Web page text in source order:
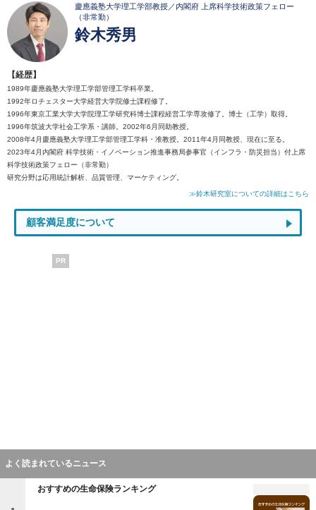
慶應義塾大学理工学部教授／内閣府 上席科学技術政策フェロー
（非常勤）
鈴木秀男
【経歴】
1989年慶應義塾大学理工学部管理工学科卒業。
1992年ロチェスター大学経営大学院修士課程修了。
1996年東京工業大学大学院理工学研究科博士課程経営工学専攻修了。博士（工学）取得。
1996年筑波大学社会工学系・講師。2002年6月同助教授。
2008年4月慶應義塾大学理工学部管理工学科・准教授。2011年4月同教授、現在に至る。
2023年4月内閣府 科学技術・イノベーション推進事務局参事官（インフラ・防災担当）付上席
科学技術政策フェロー（非常勤）
研究分野は応用統計解析、品質管理、マーケティング。
≫鈴木研究室についての詳細はこちら
顧客満足度について
PR
よく読まれているニュース
おすすめの生命保険ランキング